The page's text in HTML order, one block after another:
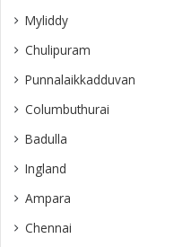
Myliddy
Chulipuram
Punnalaikkadduvan
Columbuthurai
Badulla
Ingland
Ampara
Chennai